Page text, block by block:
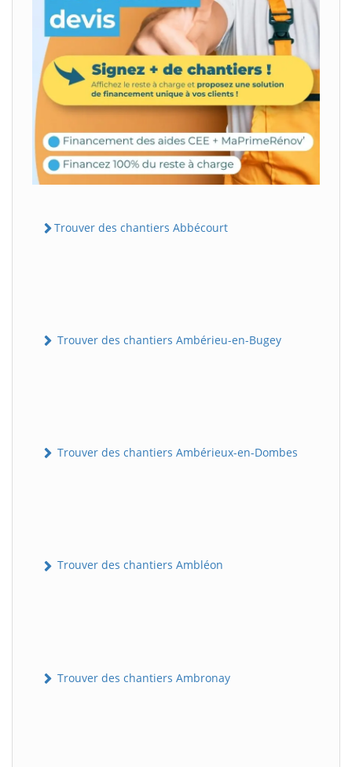
Trouver des chantiers Abbécourt
Trouver des chantiers Ambérieu-en-Bugey
Trouver des chantiers Ambérieux-en-Dombes
Trouver des chantiers Ambléon
Trouver des chantiers Ambronay